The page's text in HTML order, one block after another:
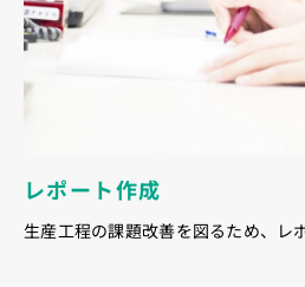
レポート作成
生産工程の課題改善を図るため、レ